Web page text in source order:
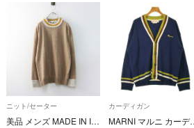
ニット/セーター
美品 メンズ MADE IN ITALY マルニ MARNI Contrast Detail knit ニット プルオーバー 46｜ベージュ セーター【2400015079110】
カーディガン
MARNI マルニ カー